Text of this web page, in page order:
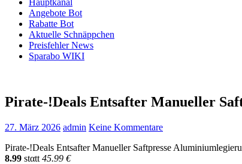
Hauptkanal
Angebote Bot
Rabatte Bot
Aktuelle Schnäppchen
Preisfehler News
Sparabo WIKI
Pirate-!Deals Entsafter Manueller
27. März 2026 admin Keine Kommentare
Pirate-!Deals Entsafter Manueller Saftpresse
8.99 stαtt 45.99 €